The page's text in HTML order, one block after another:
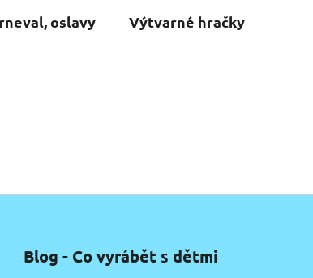
KOŠÍK
oslavy Výtvarné hračky
Blog - Co vyrábět s dětmi